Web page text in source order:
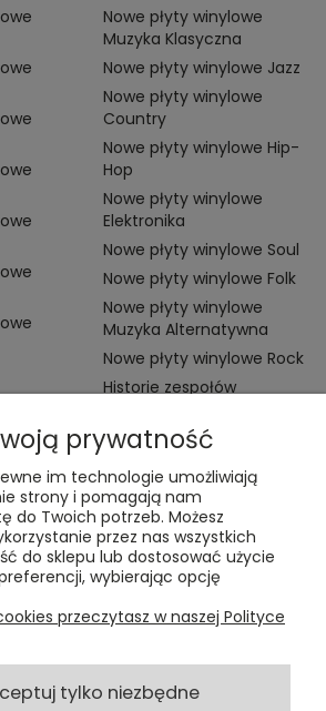
Nowe płyty winylowe
Muzyka Klasyczna
Nowe płyty winylowe Jazz
Nowe płyty winylowe
Country
Nowe płyty winylowe Hip-
Hop
Nowe płyty winylowe
Elektronika
Nowe płyty winylowe Soul
Nowe płyty winylowe Folk
Nowe płyty winylowe
Muzyka Alternatywna
Nowe płyty winylowe Rock
Historie zespołów
020 Warszawa
prywatność
im technologie umożliwiają
strony i pomagają nam
do Twoich potrzeb. Możesz
przez nas wszystkich
do sklepu lub dostosować użycie
wybierając opcję
przeczytasz w naszej Polityce
tylko niezbędne